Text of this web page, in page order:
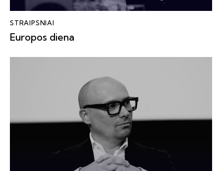
STRAIPSNIAI
Europos diena